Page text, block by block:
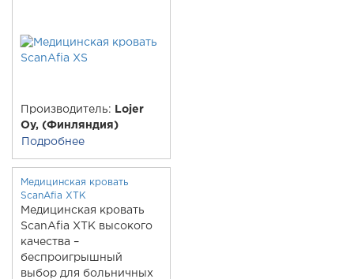
Производитель:
Lojer
Oy, (Финляндия)
Подробнее
Медицинская кровать
ScanAfia XTK
Медицинская кровать
ScanAfia XTK высокого
качества –
беспроигрышный
выбор для больничных